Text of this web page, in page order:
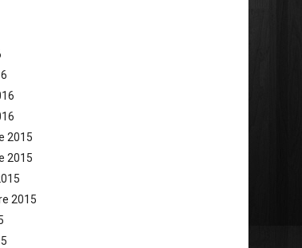
2015
2015
2015